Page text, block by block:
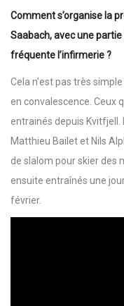
Comment s’organise la
Saabach, avec une
fréquente l’infirmerie ?
Cela n’est pas très
en convalescence. Ceux
entrainés depuis Kvitfjell.
Matthieu Bailet et Nils
de slalom pour skier des
ensuite entraînés une
février.